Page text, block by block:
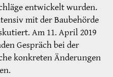
entwickelt wurden.
mit der Baubehörde
Am 11. April 2019
Gespräch bei der
konkreten Änderungen